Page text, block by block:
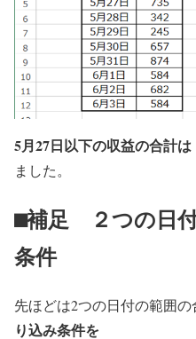
5月27日以下の収益の合計は
ました。
⬛︎補足 ２つの日
条件
先ほどは2つの日付の範囲
り込み条件を